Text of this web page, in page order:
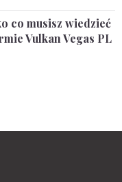
co musisz wiedzieć
Vulkan Vegas PL